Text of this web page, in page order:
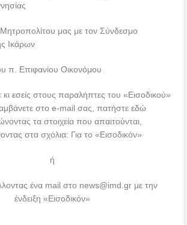
μας με τον Σύνδεσμο
Ικάρων
π. Επιφανίου Οικονόμου
κι εσείς στους παραλήπτες του «Εισοδικού»
στο e-mail σας, πατήστε εδώ
τα στοιχεία που απαιτούνται,
στα σχόλια: Για το «Εισοδικόν»
ή
ένα mail στο news@imd.gr με την
ένδειξη «Εισοδικόν»